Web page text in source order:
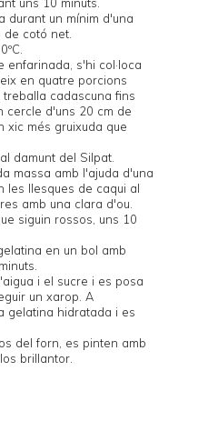
durant un mínim d'una
cotó net.
enfarinada, s'hi col·loca
en quatre porcions
treballa cadascuna fins
cercle d'uns 20 cm de
xic més gruixuda que
damunt del Silpat
massa amb l'ajuda d'una
les llesques de caqui al
amb una clara d'ou.
siguin rossos, uns 10
en un bol amb
i el sucre i es posa
un xarop. A
gelatina hidratada i es
del forn, es pinten amb
brillantor.